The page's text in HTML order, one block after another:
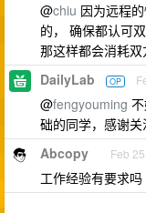
@chiu 因为远程
的， 确保都认可
那这样都会消耗双
DailyLab OP
@fengyouming
础的同学，感谢关
Abcopy Feb
工作经验有要求吗